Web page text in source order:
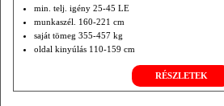
min. telj. igény 25-45 LE
munkaszél. 160-221 cm
saját tömeg 355-457 kg
oldal kinyúlás 110-159 cm
RÉSZLETEK